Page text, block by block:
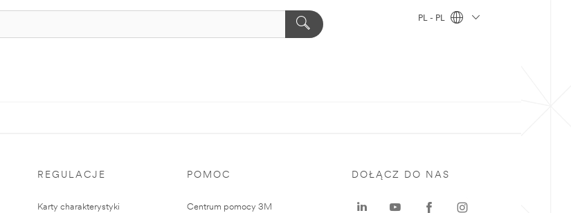
PL - PL
REGULACJE
Karty charakterystyki
POMOC
Centrum pomocy 3M
DOŁĄCZ DO NAS